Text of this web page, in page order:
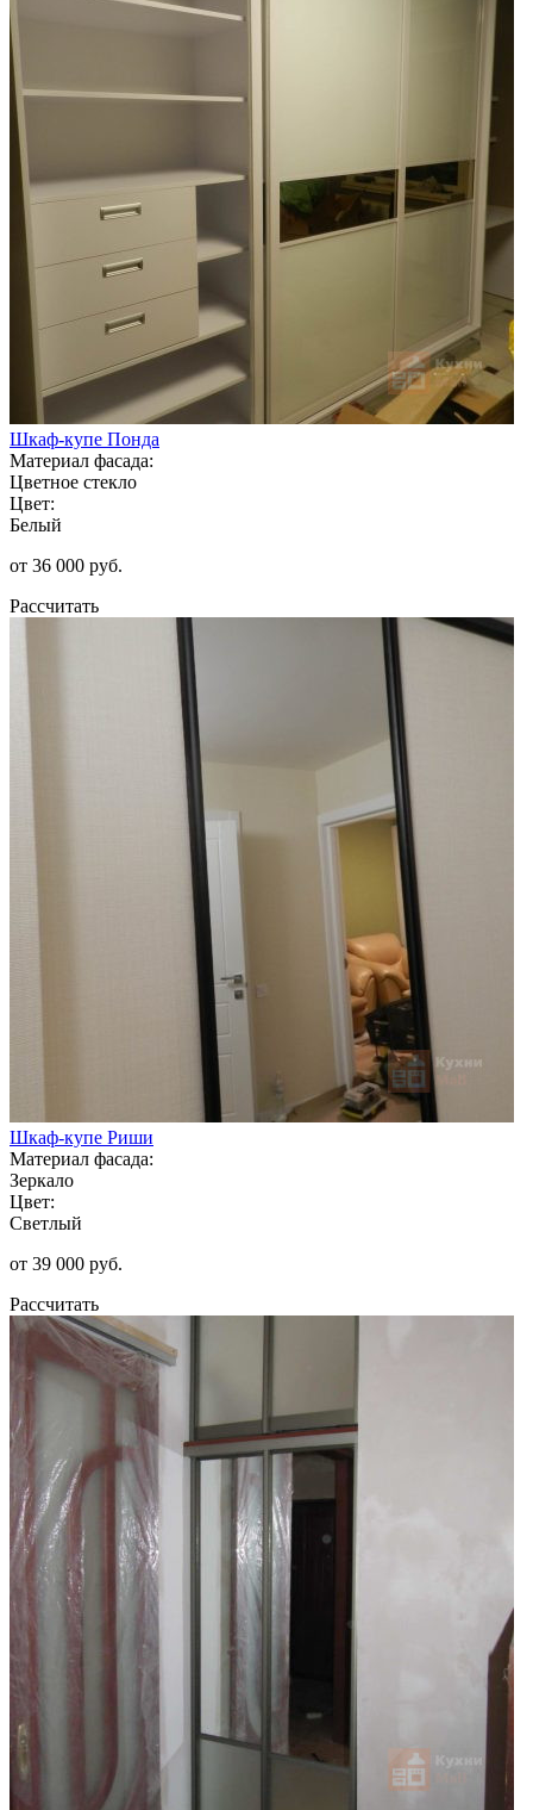
Шкаф-купе Понда
Материал фасада:
Цветное стекло
Цвет:
Белый
от 36 000 руб.
Рассчитать
Шкаф-купе Риши
Материал фасада:
Зеркало
Цвет:
Светлый
от 39 000 руб.
Рассчитать